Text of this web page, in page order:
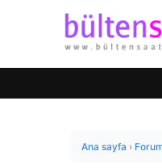
Ana sayfa ›